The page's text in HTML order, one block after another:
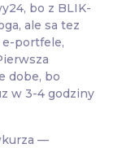
bo z BLIK-
ale sa tez
e-portfele,
dobe, bo
w 3-4 godziny
—